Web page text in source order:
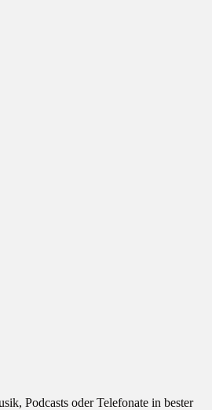
Podcasts oder Telefonate in bester